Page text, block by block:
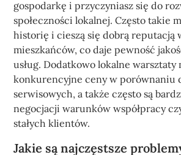
gospodarkę i przyczyniasz się do
społeczności lokalnej. Często takie
historię i cieszą się dobrą reputacją
mieszkańców, co daje pewność
usług. Dodatkowo lokalne warsztaty
konkurencyjne ceny w porównaniu
serwisowych, a także często są
negocjacji warunków współpracy
stałych klientów.
Jakie są najczęstsze